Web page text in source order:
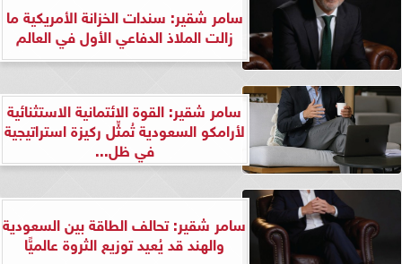
سامر شقير: سندات الخزانة الأمريكية ما
زالت الملاذ الدفاعي الأول في العالم
سامر شقير: القوة الائتمانية الاستثنائية
لأرامكو السعودية تُمثِّل ركيزة استراتيجية
في ظل...
سامر شقير: تحالف الطاقة بين السعودية
والهند قد يُعيد توزيع الثروة عالميًّا